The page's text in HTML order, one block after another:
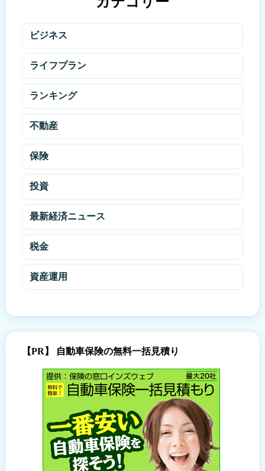
ビジネス
ライフプラン
ランキング
不動産
保険
投資
最新経済ニュース
税金
資産運用
【PR】 自動車保険の無料一括見積り